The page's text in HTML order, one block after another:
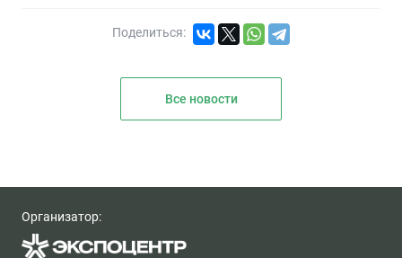
Поделиться:
Все новости
Организатор: